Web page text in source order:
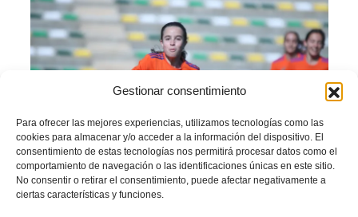
Gestionar consentimiento
Para ofrecer las mejores experiencias, utilizamos tecnologías como las
cookies para almacenar y/o acceder a la información del dispositivo. El
consentimiento de estas tecnologías nos permitirá procesar datos como el
comportamiento de navegación o las identificaciones únicas en este sitio.
No consentir o retirar el consentimiento, puede afectar negativamente a
ciertas características y funciones.